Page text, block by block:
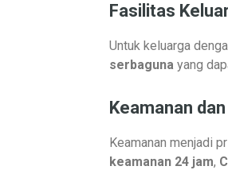
Fasilitas
Untuk keluarga
serbaguna yang
Keamanan
Keamanan menjadi
keamanan 24 jam,